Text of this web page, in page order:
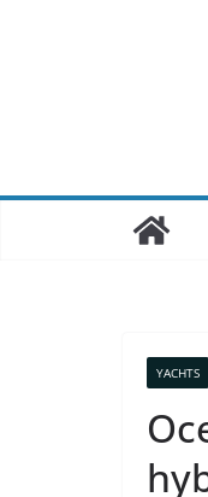
YACHTS